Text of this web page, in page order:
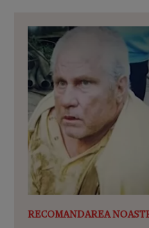
RECOMANDAREA